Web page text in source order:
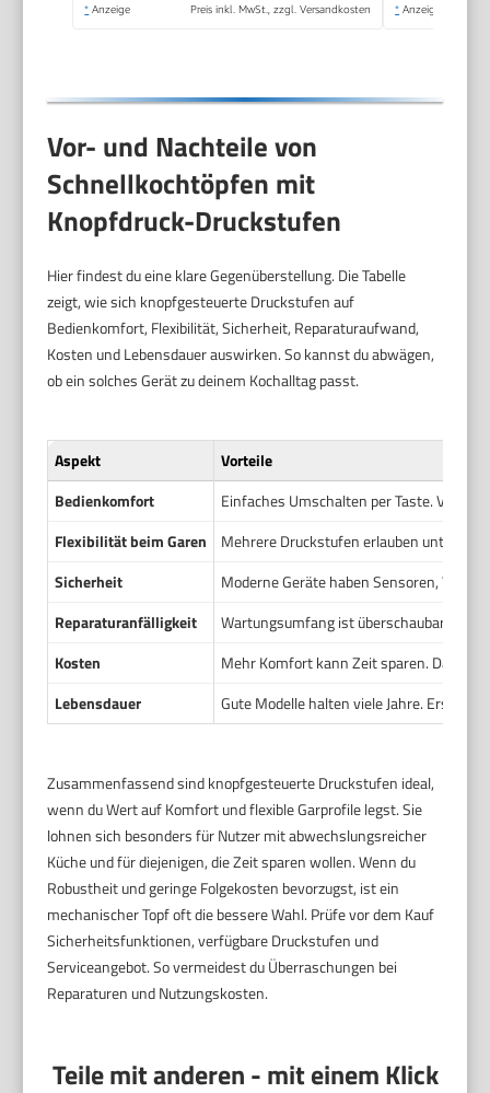
* Anzeige Preis inkl. MwSt., zzgl. Versandkosten * Anzeige
Vor- und Nachteile von
Schnellkochtöpfen mit
Knopfdruck-Druckstufen
Hier findest du eine klare Gegenüberstellung. Die Tabelle
zeigt, wie sich knopfgesteuerte Druckstufen auf
Bedienkomfort, Flexibilität, Sicherheit, Reparaturaufwand,
Kosten und Lebensdauer auswirken. So kannst du abwägen,
ob ein solches Gerät zu deinem Kochalltag passt.
Aspekt
Vorteile
Bedienkomfort
Einfaches Umschalten per Taste. Viele
Flexibilität beim Garen
Mehrere Druckstufen erlauben
Sicherheit
Moderne Geräte haben Sensoren,
Reparaturanfälligkeit
Wartungsumfang ist überschaubar bei
Kosten
Mehr Komfort kann Zeit sparen. Das
Lebensdauer
Gute Modelle halten viele Jahre.
Zusammenfassend sind knopfgesteuerte Druckstufen ideal,
wenn du Wert auf Komfort und flexible Garprofile legst. Sie
lohnen sich besonders für Nutzer mit abwechslungsreicher
Küche und für diejenigen, die Zeit sparen wollen. Wenn du
Robustheit und geringe Folgekosten bevorzugst, ist ein
mechanischer Topf oft die bessere Wahl. Prüfe vor dem Kauf
Sicherheitsfunktionen, verfügbare Druckstufen und
Serviceangebot. So vermeidest du Überraschungen bei
Reparaturen und Nutzungskosten.